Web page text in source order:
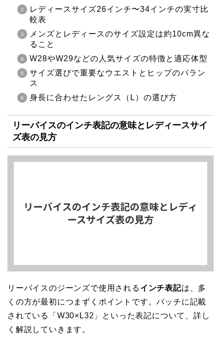
レディースサイズ26インチ〜34インチの実寸比
較表
メンズとレディースのサイズ設定は約10cm異な
ること
W28やW29などの人気サイズの特徴と適応体型
サイズ選びで重要なウエストとヒップのバラン
ス
身長に合わせたレングス（L）の選び方
リーバイスのインチ表記の意味とレディースサイ
ズ表の見方
リーバイスのジーンズで使用される インチ表記は、多
くの方が最初につまずくポイントです。パッチに記載
されている「W30×L32」といった表記について、詳し
く解説していきます。